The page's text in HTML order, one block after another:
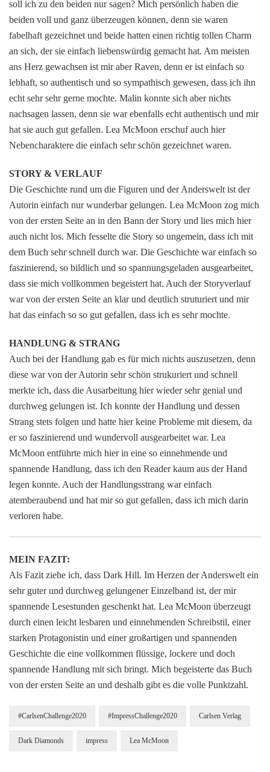
soll ich zu den beiden nur sagen? Mich persönlich haben die
beiden voll und ganz überzeugen können, denn sie waren
fabelhaft gezeichnet und beide hatten einen richtig tollen Charm
an sich, der sie einfach liebenswürdig gemacht hat. Am meisten
ans Herz gewachsen ist mir aber Raven, denn er ist einfach so
lebhaft, so authentisch und so sympathisch gewesen, dass ich ihn
echt sehr sehr gerne mochte. Malin konnte sich aber nichts
nachsagen lassen, denn sie war ebenfalls echt authentisch und mir
hat sie auch gut gefallen. Lea McMoon erschuf auch hier
Nebencharaktere die einfach sehr schön gezeichnet waren.
STORY & VERLAUF
Die Geschichte rund um die Figuren und der Anderswelt ist der
Autorin einfach nur wunderbar gelungen. Lea McMoon zog mich
von der ersten Seite an in den Bann der Story und lies mich hier
auch nicht los. Mich fesselte die Story so ungemein, dass ich mit
dem Buch sehr schnell durch war. Die Geschichte war einfach so
faszinierend, so bildlich und so spannungsgeladen ausgearbeitet,
dass sie mich vollkommen begeistert hat. Auch der Storyverlauf
war von der ersten Seite an klar und deutlich struturiert und mir
hat das einfach so so gut gefallen, dass ich es sehr mochte.
HANDLUNG & STRANG
Auch bei der Handlung gab es für mich nichts auszusetzen, denn
diese war von der Autorin sehr schön strukuriert und schnell
merkte ich, dass die Ausarbeitung hier wieder sehr genial und
durchweg gelungen ist. Ich konnte der Handlung und dessen
Strang stets folgen und hatte hier keine Probleme mit diesem, da
er so faszinierend und wundervoll ausgearbeitet war. Lea
McMoon entführte mich hier in eine so einnehmende und
spannende Handlung, dass ich den Reader kaum aus der Hand
legen konnte. Auch der Handlungsstrang war einfach
atemberaubend und hat mir so gut gefallen, dass ich mich darin
verloren habe.
MEIN FAZIT:
Als Fazit ziehe ich, dass Dark Hill. Im Herzen der Anderswelt ein
sehr guter und durchweg gelungener Einzelband ist, der mir
spannende Lesestunden geschenkt hat. Lea McMoon überzeugt
durch einen leicht lesbaren und einnehmenden Schreibstil, einer
starken Protagonistin und einer großartigen und spannenden
Geschichte die eine vollkommen flüssige, lockere und doch
spannende Handlung mit sich bringt. Mich begeisterte das Buch
von der ersten Seite an und deshalb gibt es die volle Punktzahl.
#CarlsenChallenge2020 #ImpressChallenge2020 Carlsen Verlag
Dark Diamonds impress Lea McMoon